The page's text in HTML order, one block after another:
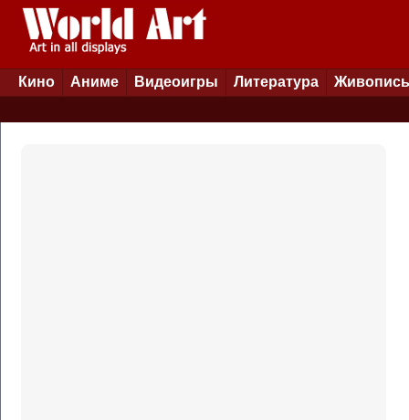
Кино Аниме Видеоигры Литература Живопись